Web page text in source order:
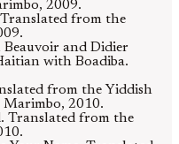
2009.
from the
Beauvoir and Didier
with Boadiba.
from the Yiddish
Marimbo, 2010.
Translated from the